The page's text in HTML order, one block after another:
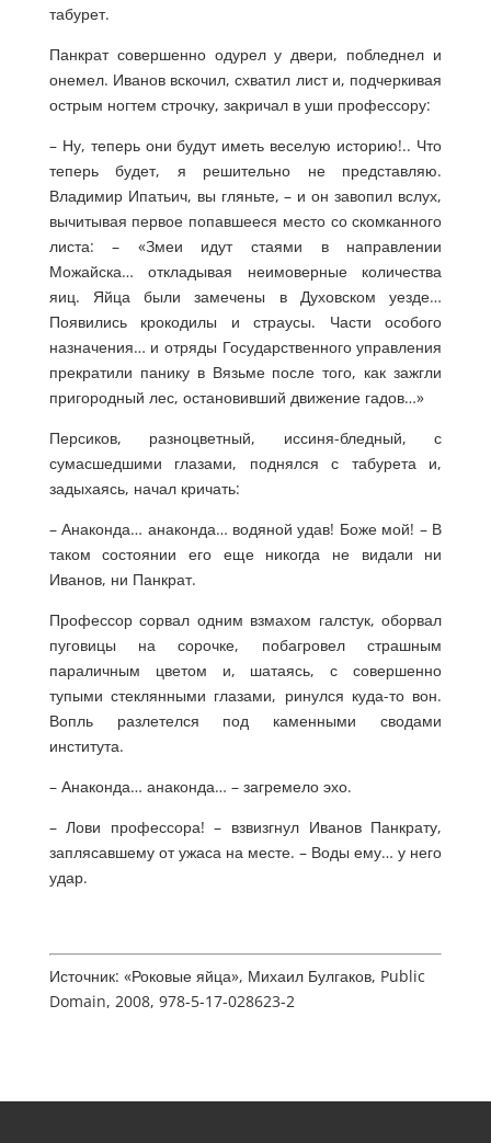
табурет.
Панкрат совершенно одурел у двери, побледнел и
онемел. Иванов вскочил, схватил лист и, подчеркивая
острым ногтем строчку, закричал в уши профессору:
– Ну, теперь они будут иметь веселую историю!.. Что
теперь будет, я решительно не представляю.
Владимир Ипатьич, вы гляньте, – и он завопил вслух,
вычитывая первое попавшееся место со скомканного
листа: – «Змеи идут стаями в направлении
Можайска… откладывая неимоверные количества
яиц. Яйца были замечены в Духовском уезде…
Появились крокодилы и страусы. Части особого
назначения… и отряды Государственного управления
прекратили панику в Вязьме после того, как зажгли
пригородный лес, остановивший движение гадов…»
Персиков, разноцветный, иссиня-бледный, с
сумасшедшими глазами, поднялся с табурета и,
задыхаясь, начал кричать:
– Анаконда… анаконда… водяной удав! Боже мой! – В
таком состоянии его еще никогда не видали ни
Иванов, ни Панкрат.
Профессор сорвал одним взмахом галстук, оборвал
пуговицы на сорочке, побагровел страшным
параличным цветом и, шатаясь, с совершенно
тупыми стеклянными глазами, ринулся куда-то вон.
Вопль разлетелся под каменными сводами
института.
– Анаконда… анаконда… – загремело эхо.
– Лови профессора! – взвизгнул Иванов Панкрату,
заплясавшему от ужаса на месте. – Воды ему… у него
удар.
Источник: «Роковые яйца», Михаил Булгаков, Public
Domain, 2008, 978-5-17-028623-2